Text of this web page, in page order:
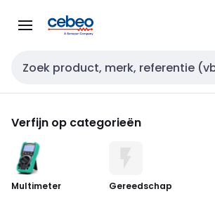
naar
naar
Zoekveld invoer
Verfijn op categorieën
Multimeter Gereedschap